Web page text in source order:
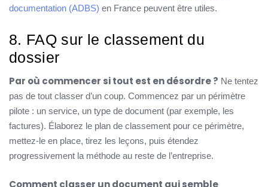
documentation (ADBS) en France peuvent être utiles.
8. FAQ sur le classement du
dossier
Par où commencer si tout est en désordre ? Ne tentez
pas de tout classer d’un coup. Commencez par un périmètre
pilote : un service, un type de document (par exemple, les
factures). Élaborez le plan de classement pour ce périmètre,
mettez-le en place, tirez les leçons, puis étendez
progressivement la méthode au reste de l’entreprise.
Comment classer un document qui semble